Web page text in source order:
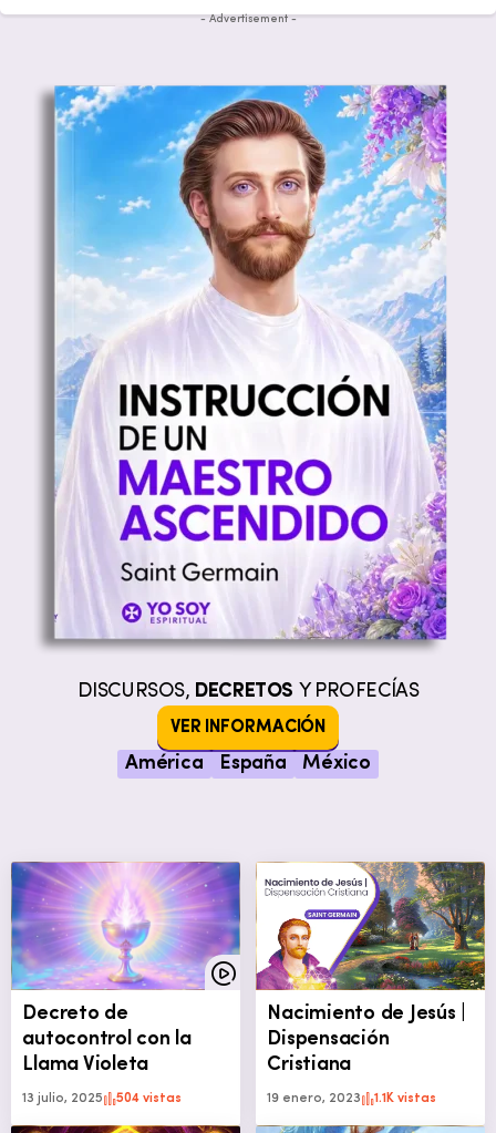
- Advertisement -
DISCURSOS, DECRETOS Y PROFECÍAS
VER INFORMACIÓN
América España México
Decreto de
autocontrol con la
Llama Violeta
13 julio, 2025 504 vistas
Nacimiento de Jesús |
Dispensación
Cristiana
19 enero, 2023 1.1K vistas